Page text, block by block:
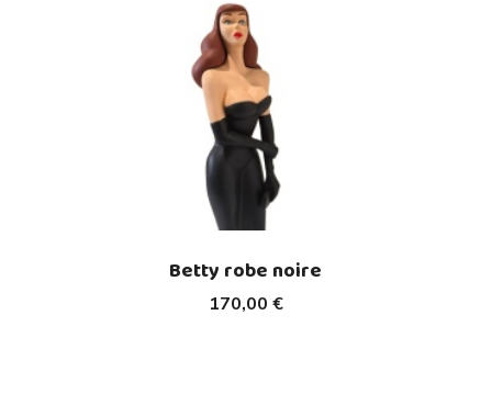
170,00 €
Betty robe noire